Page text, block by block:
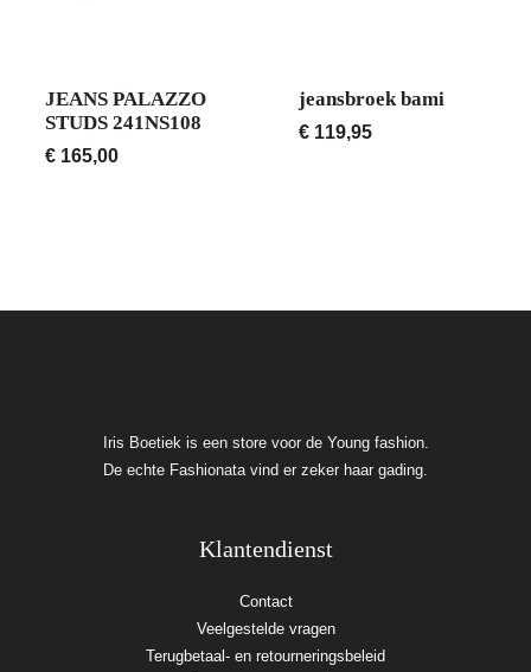
JEANS PALAZZO
STUDS 241NS108
€165,00
jeansbroek bami
€119,95
Iris Boetiek is een store voor de Young fashion.
De echte Fashionata vind er zeker haar gading.
Klantendienst
Contact
Veelgestelde vragen
Terugbetaal- en retourneringsbeleid